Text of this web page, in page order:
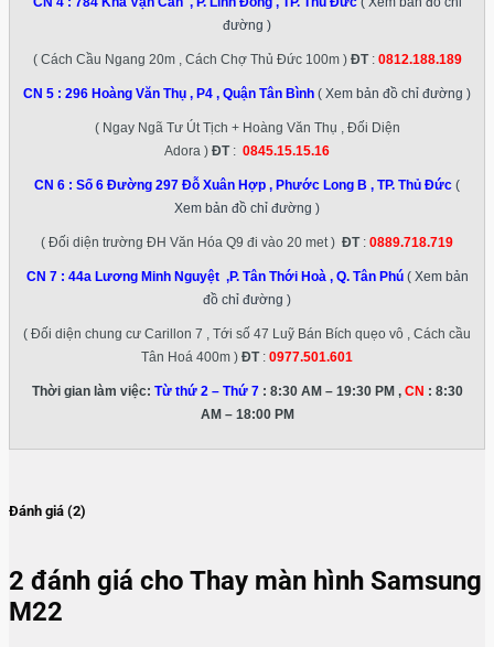
đường )
( Cách Cầu Ngang 20m , Cách Chợ Thủ Đức 100m ) ĐT: 0812.188.189
CN 5 : 296 Hoàng Văn Thụ , P4 , Quận Tân Bình ( Xem bản đồ chỉ đường )
( Ngay Ngã Tư Út Tịch + Hoàng Văn Thụ , Đối Diện
Adora ) ĐT: 0845.15.15.16
CN 6 : Số 6 Đường 297 Đỗ Xuân Hợp , Phước Long B , TP. Thủ Đức (
Xem bản đồ chỉ đường )
( Đối diện trường ĐH Văn Hóa Q9 đi vào 20 met ) ĐT: 0889.718.719
CN 7 : 44a Lương Minh Nguyệt ,P. Tân Thới Hoà , Q. Tân Phú ( Xem bản
đồ chỉ đường )
( Đối diện chung cư Carillon 7 , Tới số 47 Luỹ Bán Bích quẹo vô , Cách cầu
Tân Hoá 400m ) ĐT: 0977.501.601
Thời gian làm việc: Từ thứ 2 – Thứ 7: 8:30 AM – 19:30 PM , CN : 8:30
AM – 18:00 PM
Đánh giá (2)
2 đánh giá cho Thay màn hình Samsung
M22